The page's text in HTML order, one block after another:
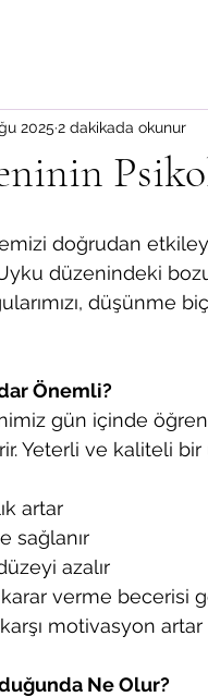
2025 2 dakikada okunur
doğrudan
düzenindeki
düşünme
Önemli?
gün içinde
Yeterli ve kaliteli
artar
sağlanır
azalır
verme becerisi
motivasyon artar
Ne Olur?